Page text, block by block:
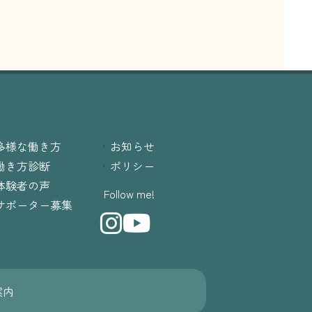
様な働き方
き方診断
験者の声
ポーター募集
お知らせ
ポリシー
Follow me!